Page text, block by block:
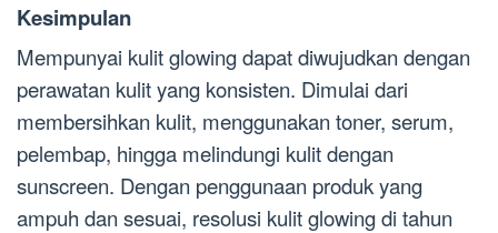
Kesimpulan
Mempunyai kulit glowing dapat diwujudkan dengan
perawatan kulit yang konsisten. Dimulai dari
membersihkan kulit, menggunakan toner, serum,
pelembap, hingga melindungi kulit dengan
sunscreen. Dengan penggunaan produk yang
ampuh dan sesuai, resolusi kulit glowing di tahun